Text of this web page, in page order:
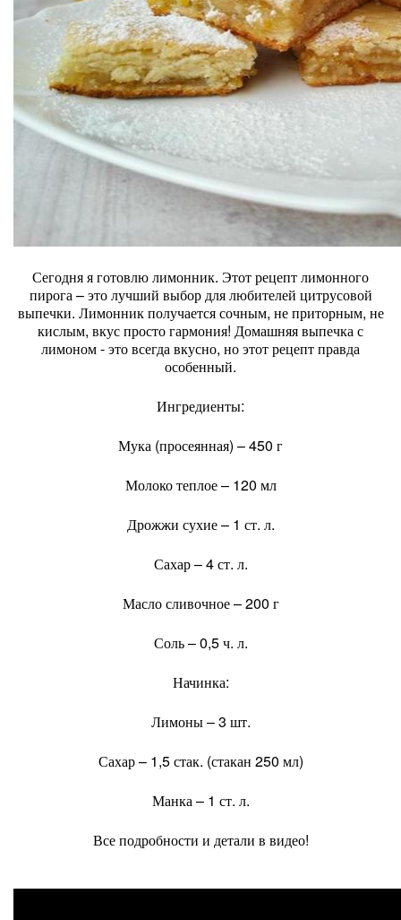
Сегодня я готовлю лимонник. Этот рецепт лимонного
пирога – это лучший выбор для любителей цитрусовой
выпечки. Лимонник получается сочным, не приторным, не
кислым, вкус просто гармония! Домашняя выпечка с
лимоном - это всегда вкусно, но этот рецепт правда
особенный.
Ингредиенты:
Мука (просеянная) – 450 г
Молоко теплое – 120 мл
Дрожжи сухие – 1 ст. л.
Сахар – 4 ст. л.
Масло сливочное – 200 г
Соль – 0,5 ч. л.
Начинка:
Лимоны – 3 шт.
Сахар – 1,5 стак. (стакан 250 мл)
Манка – 1 ст. л.
Все подробности и детали в видео!